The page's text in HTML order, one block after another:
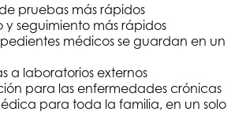
pruebas más rápidos
y seguimiento más rápidos
médicos se guardan en un
a laboratorios externos
para las enfermedades crónicas
para toda la familia, en un solo